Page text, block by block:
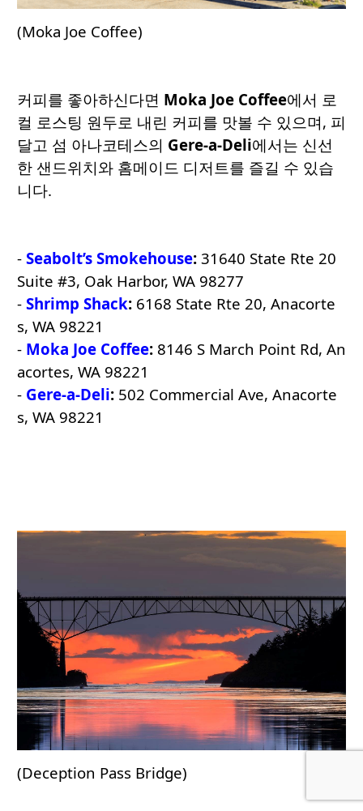
(Moka Joe Coffee)
커피를 좋아하신다면 Moka Joe Coffee에서 로
컬 로스팅 원두로 내린 커피를 맛볼 수 있으며, 피
달고 섬 아나코테스의 Gere-a-Deli에서는 신선
한 샌드위치와 홈메이드 디저트를 즐길 수 있습
니다.
- Seabolt’s Smokehouse: 31640 State Rte 20
Suite #3, Oak Harbor, WA 98277
- Shrimp Shack: 6168 State Rte 20, Anacorte
s, WA 98221
- Moka Joe Coffee: 8146 S March Point Rd, An
acortes, WA 98221
- Gere-a-Deli: 502 Commercial Ave, Anacorte
s, WA 98221
(Deception Pass Bridge)